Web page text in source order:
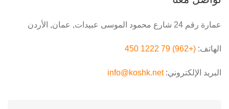
عمارة رقم 24 شارع محمود الموسى عبيدات, عمان, الأردن
الهاتف: (+962) 79 1222 450
البريد الإلكتروني:info@koshk.net